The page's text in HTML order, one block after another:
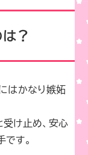
？
はかなり嫉妬
け止め、安心
す。